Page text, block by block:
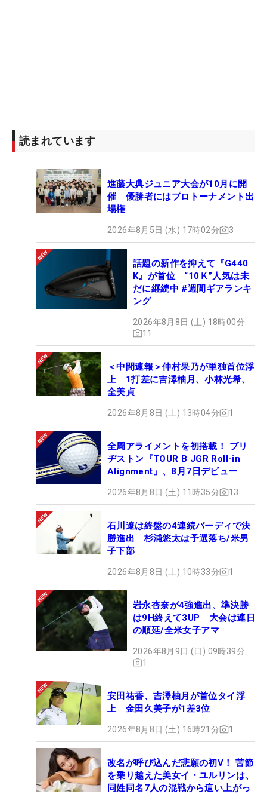
読まれています
進藤大典ジュニア大会が10月に開
催 優勝者にはプロトーナメント出
場権
2026年8月5日 (水) 17時02分 3
話題の新作を抑えて『G440
K』が首位 “10Ｋ”人気は未
だに継続中 #週間ギアランキ
ング
2026年8月8日 (土) 18時00分
11
＜中間速報＞仲村果乃が単独首位浮
上 1打差に吉澤柚月、小林光希、
全美貞
2026年8月8日 (土) 13時04分 1
全周アライメントを初搭載！ ブリ
ヂストン『TOUR B JGR Roll-in
Alignment』、8月7日デビュー
2026年8月8日 (土) 11時35分 13
石川遼は終盤の4連続バーディで決
勝進出 杉浦悠太は予選落ち/米男
子下部
2026年8月8日 (土) 10時33分 1
岩永杏奈が4強進出、準決勝
は9H終えて3UP 大会は連日
の順延/全米女子アマ
2026年8月9日 (日) 09時39分
1
安田祐香、吉澤柚月が首位タイ浮
上 金田久美子が1差3位
2026年8月8日 (土) 16時21分 1
改名が呼び込んだ悲願の初V！ 苦節
を乗り越えた美女イ・ユルリンは、
同姓同名7人の混戦から這い上がっ